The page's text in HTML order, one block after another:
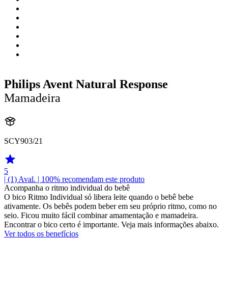
Philips Avent Natural Response
Mamadeira
SCY903/21
5
| (1) Aval. | 100% recomendam este produto
Acompanha o ritmo individual do bebê
O bico Ritmo Individual só libera leite quando o bebê bebe
ativamente. Os bebês podem beber em seu próprio ritmo, como no
seio. Ficou muito fácil combinar amamentação e mamadeira.
Encontrar o bico certo é importante. Veja mais informações abaixo.
Ver todos os benefícios